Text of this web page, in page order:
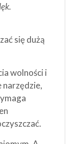
się dużą
wolności i
narzędzie,